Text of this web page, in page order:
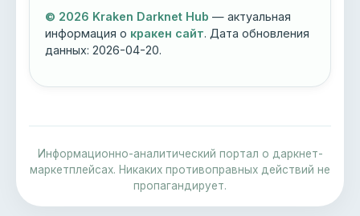
© 2026 Kraken Darknet Hub — актуальная
информация о кракен сайт. Дата обновления
данных:2026-04-20.
Информационно-аналитический портал о даркнет-
маркетплейсах. Никаких противоправных действий не
пропагандирует.